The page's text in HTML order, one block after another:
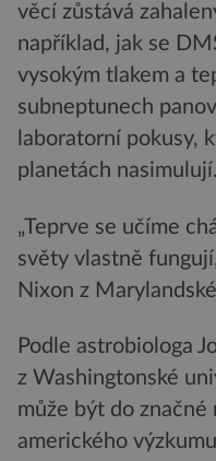
věcí zůstává
například, jak se
vysokým tlakem a
subneptunech
laboratorní pokusy,
planetách nasimulují.
„Teprve se učíme
světy vlastně
Nixon z
Podle astrobiologa
z Washingtonské
může být do
amerického